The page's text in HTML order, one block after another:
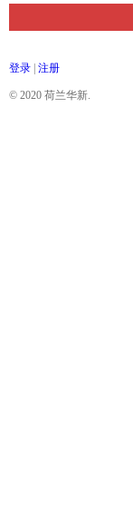
登录 注册
© 2020 荷兰华新.